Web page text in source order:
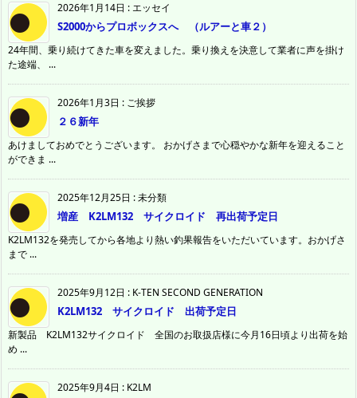
2026年1月14日 :エッセイ
S2000からプロボックスへ （ルアーと車２）
24年間、乗り続けてきた車を変えました。乗り換えを決意して業者に声を掛け
た途端、 ...
2026年1月3日 : ご挨拶
２６新年
あけましておめでとうございます。 おかげさまで心穏やかな新年を迎えること
ができま ...
2025年12月25日 :未分類
増産 K2LM132 サイクロイド 再出荷予定日
K2LM132を発売してから各地より熱い釣果報告をいただいています。おかげさ
まで ...
2025年9月12日 : K-TEN SECOND GENERATION
K2LM132 サイクロイド 出荷予定日
新製品 K2LM132サイクロイド 全国のお取扱店様に今月16日頃より出荷を始
め ...
2025年9月4日 : K2LM